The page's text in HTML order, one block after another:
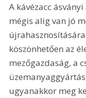
A kávézacc
mégis alig van jó
köszönhetően az
mezőgazdaság, a
ugyanakkor meg